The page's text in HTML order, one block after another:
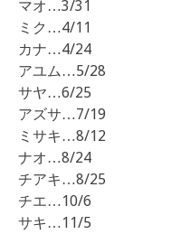
マオ…3/31
ミク…4/11
カナ…4/24
アユム…5/28
サヤ…6/25
アズサ…7/19
ミサキ…8/12
ナオ…8/24
チアキ…8/25
チエ…10/6
サキ…11/5